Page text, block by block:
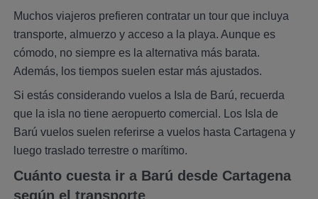
Muchos viajeros prefieren contratar un tour que incluya
transporte, almuerzo y acceso a la playa. Aunque es
cómodo, no siempre es la alternativa más barata.
Además, los tiempos suelen estar más ajustados.
Si estás considerando vuelos a Isla de Barú, recuerda
que la isla no tiene aeropuerto comercial. Los Isla de
Barú vuelos suelen referirse a vuelos hasta Cartagena y
luego traslado terrestre o marítimo.
Cuánto cuesta ir a Barú desde Cartagena
según el transporte